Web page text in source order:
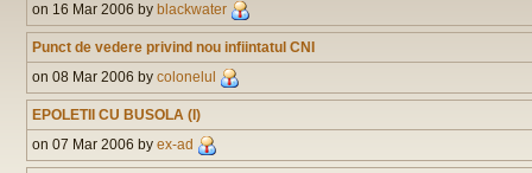
on 16 Mar 2006 by blackwater
Punct de vedere privind nou infiintatul CNI
on 08 Mar 2006 by colonelul
EPOLETII CU BUSOLA (I)
on 07 Mar 2006 by ex-ad